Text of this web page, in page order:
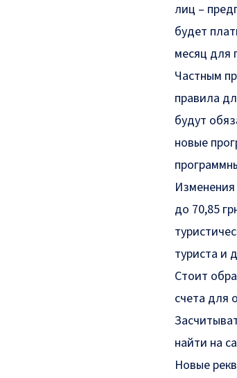
лиц –
будет
месяц для
Частным
правила
будут
новые
до 70,85
туриста и
Стоит
счета для
найти на
Новые